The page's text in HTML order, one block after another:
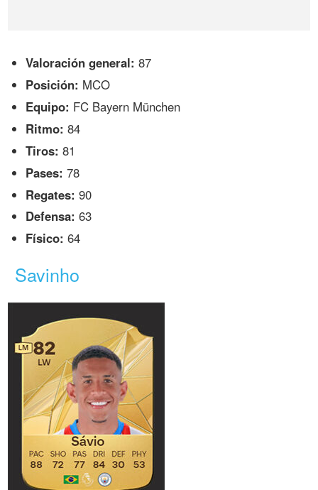
Valoración general: 87
Posición: MCO
Equipo: FC Bayern München
Ritmo: 84
Tiros: 81
Pases: 78
Regates: 90
Defensa: 63
Físico: 64
Savinho